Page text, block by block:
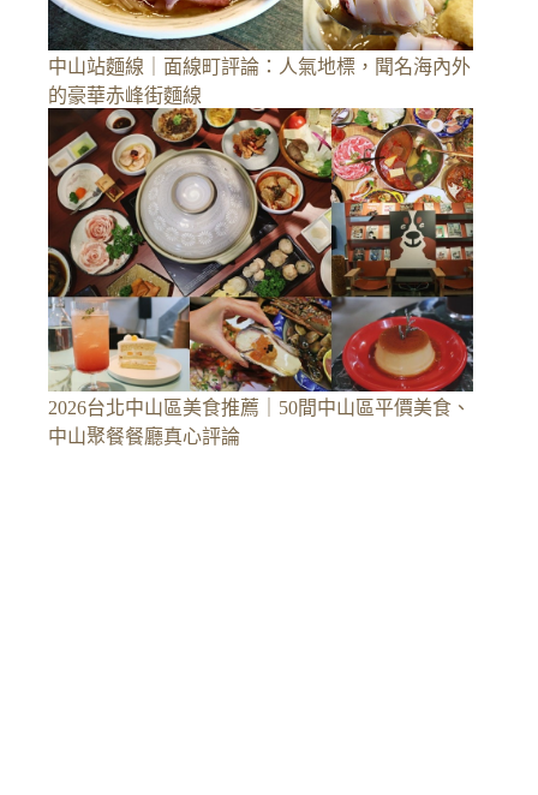
中山站麵線｜面線町評論：人氣地標，聞名海內外
的豪華赤峰街麵線
2026台北中山區美食推薦｜50間中山區平價美食、
中山聚餐餐廳真心評論